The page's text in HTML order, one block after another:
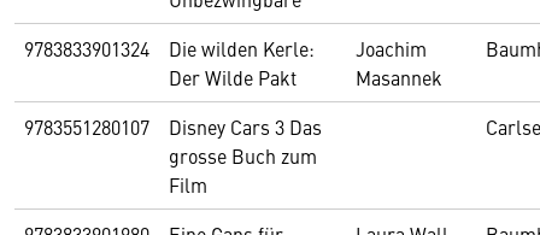
9783833901324
Die wilden Kerle:
Der Wilde Pakt
Joachim
Masannek
9783551280107
Disney Cars 3 Das
grosse Buch zum
Film